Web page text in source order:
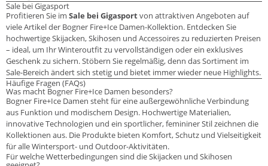
Sale bei Gigasport
Profitieren Sie im Sale bei Gigasportvon attraktiven Angeboten auf
viele Artikel der Bogner Fire+Ice Damen-Kollektion. Entdecken Sie
hochwertige Skijacken, Skihosen und Accessoires zu reduzierten Preisen
– ideal, um Ihr Winteroutfit zu vervollständigen oder ein exklusives
Geschenk zu sichern. Stöbern Sie regelmäßig, denn das Sortiment im
Sale-Bereich ändert sich stetig und bietet immer wieder neue Highlights.
Häufige Fragen (FAQs)
Was macht Bogner Fire+Ice Damen besonders?
Bogner Fire+Ice Damen steht für eine außergewöhnliche Verbindung
aus Funktion und modischem Design. Hochwertige Materialien,
innovative Technologien und ein sportlicher, femininer Stil zeichnen die
Kollektionen aus. Die Produkte bieten Komfort, Schutz und Vielseitigkeit
für alle Wintersport- und Outdoor-Aktivitäten.
Für welche Wetterbedingungen sind die Skijacken und Skihosen